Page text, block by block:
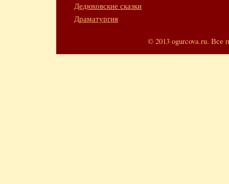
Дедюховские сказки
Драматургия
© 2013 ogurcova.ru.